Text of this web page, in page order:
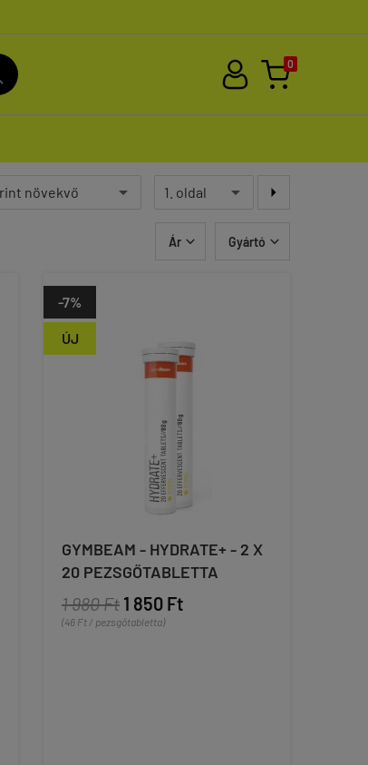
0
Ár  Gyártó 

ÚJ
-7%
GYMBEAM - HYDRATE+ - 2 X
20 PEZSGŐTABLETTA
1 980 Ft 1 850 Ft
(46 Ft / pezsgőtabletta)